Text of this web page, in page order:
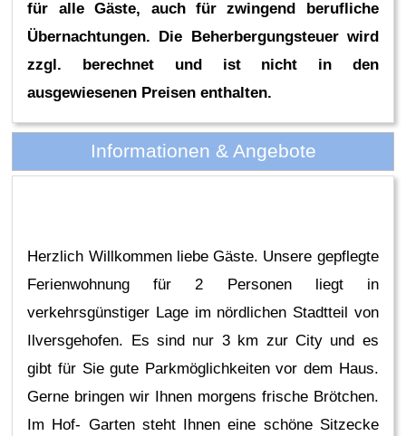
für alle Gäste, auch für zwingend berufliche
Übernachtungen. Die Beherbergungsteuer wird
zzgl. berechnet und ist nicht in den
ausgewiesenen Preisen enthalten.
Informationen & Angebote
Herzlich Willkommen liebe Gäste. Unsere gepflegte
Ferienwohnung für 2 Personen liegt in
verkehrsgünstiger Lage im nördlichen Stadtteil von
Ilversgehofen. Es sind nur 3 km zur City und es
gibt für Sie gute Parkmöglichkeiten vor dem Haus.
Gerne bringen wir Ihnen morgens frische Brötchen.
Im Hof- Garten steht Ihnen eine schöne Sitzecke